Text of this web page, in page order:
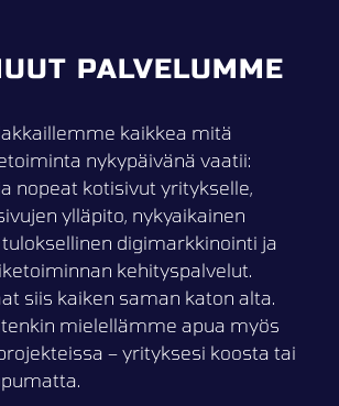
PALVELUMME
kaikkea mitä
nykypäivänä vaatii:
nopeat kotisivut yritykselle,
ylläpito, nykyaikainen
digimarkkinointi ja
kehityspalvelut.
siis kaiken saman katon alta.
mielellämme apua myös
– yrityksesi koosta tai